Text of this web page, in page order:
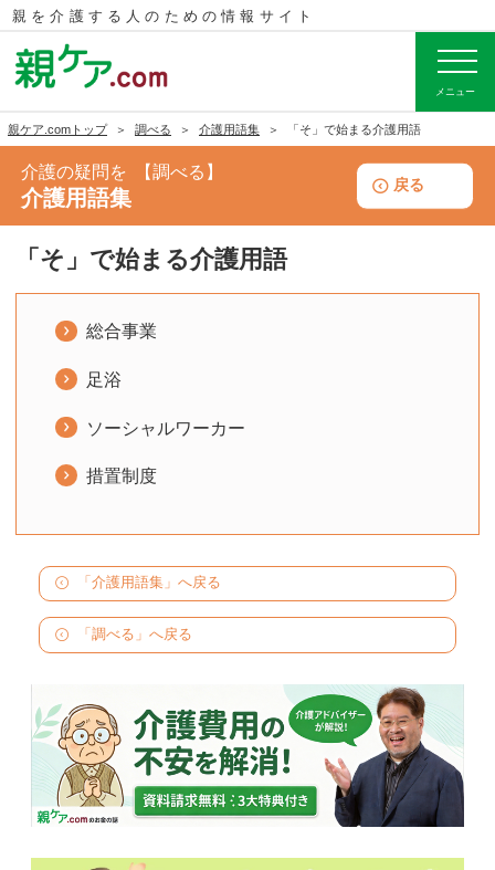
親を介護する人のための情報サイト
メニュー
親ケア.comトップ 調べる 介護用語集 「そ」で始まる介護用語
介護の疑問を 調べる
介護用語集
戻る
「そ」で始まる介護用語
総合事業
足浴
ソーシャルワーカー
措置制度
「介護用語集」へ戻る
「調べる」へ戻る